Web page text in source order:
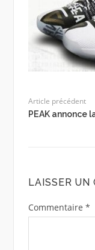
Article précédent
PEAK annonce
LAISSER UN
Commentaire *